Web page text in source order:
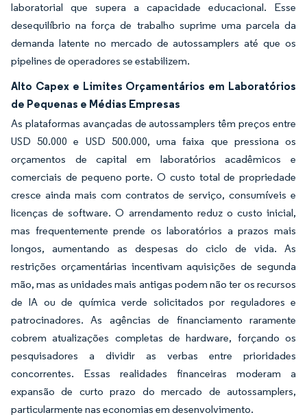
laboratorial que supera a capacidade educacional. Esse
desequilíbrio na força de trabalho suprime uma parcela da
demanda latente no mercado de autossamplers até que os
pipelines de operadores se estabilizem.
Alto Capex e Limites Orçamentários em Laboratórios
de Pequenas e Médias Empresas
As plataformas avançadas de autossamplers têm preços entre
USD 50.000 e USD 500.000, uma faixa que pressiona os
orçamentos de capital em laboratórios acadêmicos e
comerciais de pequeno porte. O custo total de propriedade
cresce ainda mais com contratos de serviço, consumíveis e
licenças de software. O arrendamento reduz o custo inicial,
mas frequentemente prende os laboratórios a prazos mais
longos, aumentando as despesas do ciclo de vida. As
restrições orçamentárias incentivam aquisições de segunda
mão, mas as unidades mais antigas podem não ter os recursos
de IA ou de química verde solicitados por reguladores e
patrocinadores. As agências de financiamento raramente
cobrem atualizações completas de hardware, forçando os
pesquisadores a dividir as verbas entre prioridades
concorrentes. Essas realidades financeiras moderam a
expansão de curto prazo do mercado de autossamplers,
particularmente nas economias em desenvolvimento.